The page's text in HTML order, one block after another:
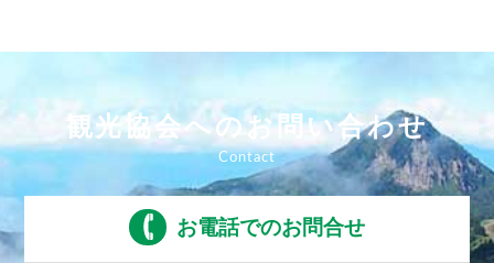
観光協会へのお問い合わせ
お電話でのお問合せ